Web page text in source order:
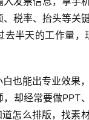
税率、抬头等关
半天的工作量，
也能出专业效果
却经常要做PPT
怎么排版，找素